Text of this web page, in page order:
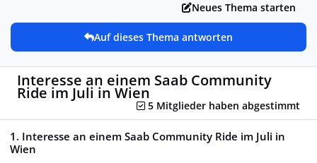
Neues Thema starten
Auf dieses Thema antworten
Interesse an einem Saab Community
Ride im Juli in Wien
5 Mitglieder haben abgestimmt
1. Interesse an einem Saab Community Ride im Juli in
Wien